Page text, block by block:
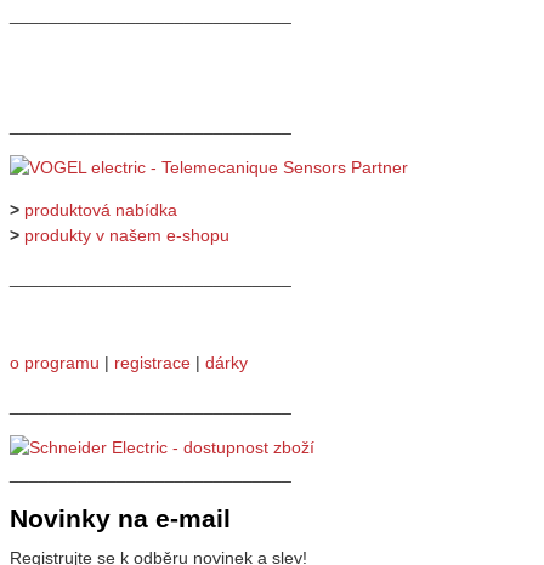
> produktová nabídka
> produkty v našem e-shopu
o programu | registrace | dárky
Novinky na e-mail
Registrujte se k odběru novinek a slev!